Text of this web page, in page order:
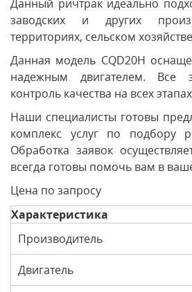
Данный ричтрак идеально
заводских и других
территориях, сельском
Данная модель CQD20H
надежным двигателем. Все
контроль качества на всех
Наши специалисты готовы
комплекс услуг по подбору
Обработка заявок
всегда готовы помочь вам в
Цена по запросу
Характеристика
Производитель
Двигатель